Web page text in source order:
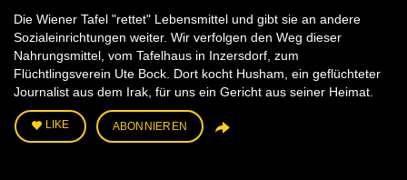
Die Wiener Tafel "rettet" Lebensmittel und gibt sie an andere
Sozialeinrichtungen weiter. Wir verfolgen den Weg dieser
Nahrungsmittel, vom Tafelhaus in Inzersdorf, zum
Flüchtlingsverein Ute Bock. Dort kocht Husham, ein geflüchteter
Journalist aus dem Irak, für uns ein Gericht aus seiner Heimat.
LIKE ABONNIEREN